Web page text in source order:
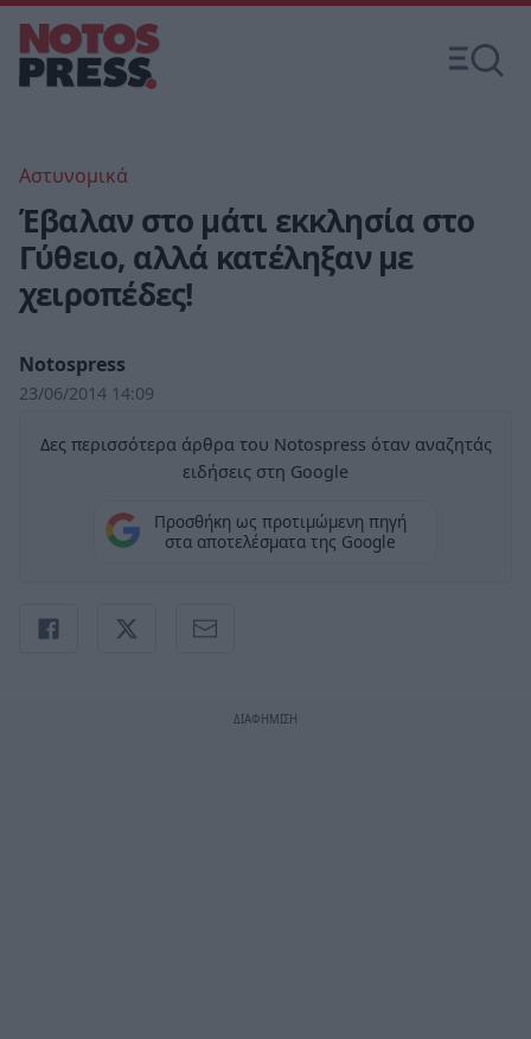
Αστυνομικά
Έβαλαν στο μάτι εκκλησία στο
Γύθειο, αλλά κατέληξαν με
χειροπέδες!
Notospress
23/06/2014 14:09
Δες περισσότερα άρθρα του Notospress όταν αναζητάς
ειδήσεις στη Google
Προσθήκη ως προτιμώμενη πηγή
στα αποτελέσματα της Google